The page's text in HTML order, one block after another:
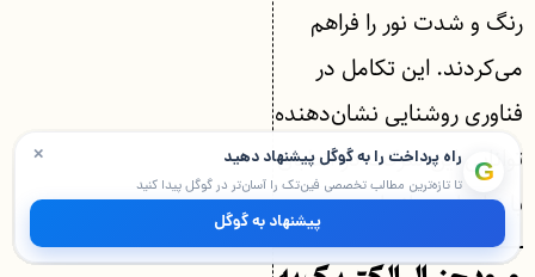
رنگ و شدت نور را فراهم
می‌کردند. این تکامل در
فناوری روشنایی نشان‌دهنده
توانایی این شرکت در انطباق
با نیازهای زمانه است.
× G راه پرداخت را به گوگل پیشنهاد دهید
تا تازه‌ترین مطالب تخصصی فین‌تک را آسان‌تر در گوگل پیدا کنید
پیشنهاد به گوگل